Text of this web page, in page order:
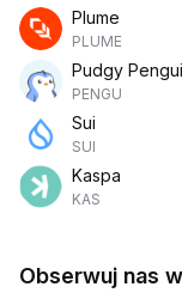
Plume
PLUME
Pudgy
PENGU
Sui
SUI
Kaspa
KAS
Obserwuj nas